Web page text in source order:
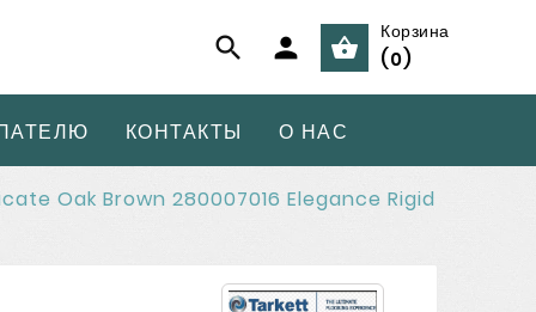
  
Корзина
(0)
КОНТАКТЫ О НАС
Oak Brown 280007016 Elegance Rigid